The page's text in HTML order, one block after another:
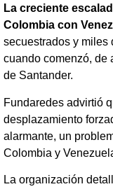
La creciente
Colombia con
secuestrados y miles
cuando comenzó, de
de Santander.
Fundaredes advirtió
desplazamiento
alarmante, un
Colombia y
La organización